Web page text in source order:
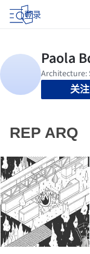
登录
关注
REP ARQ